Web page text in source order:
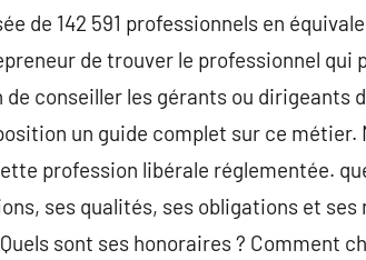
de 142 591 professionnels en
de trouver le professionnel qui
conseiller les gérants ou dirigeants
un guide complet sur ce
profession libérale réglementée.
ses qualités, ses obligations et ses
sont ses honoraires ? Comment